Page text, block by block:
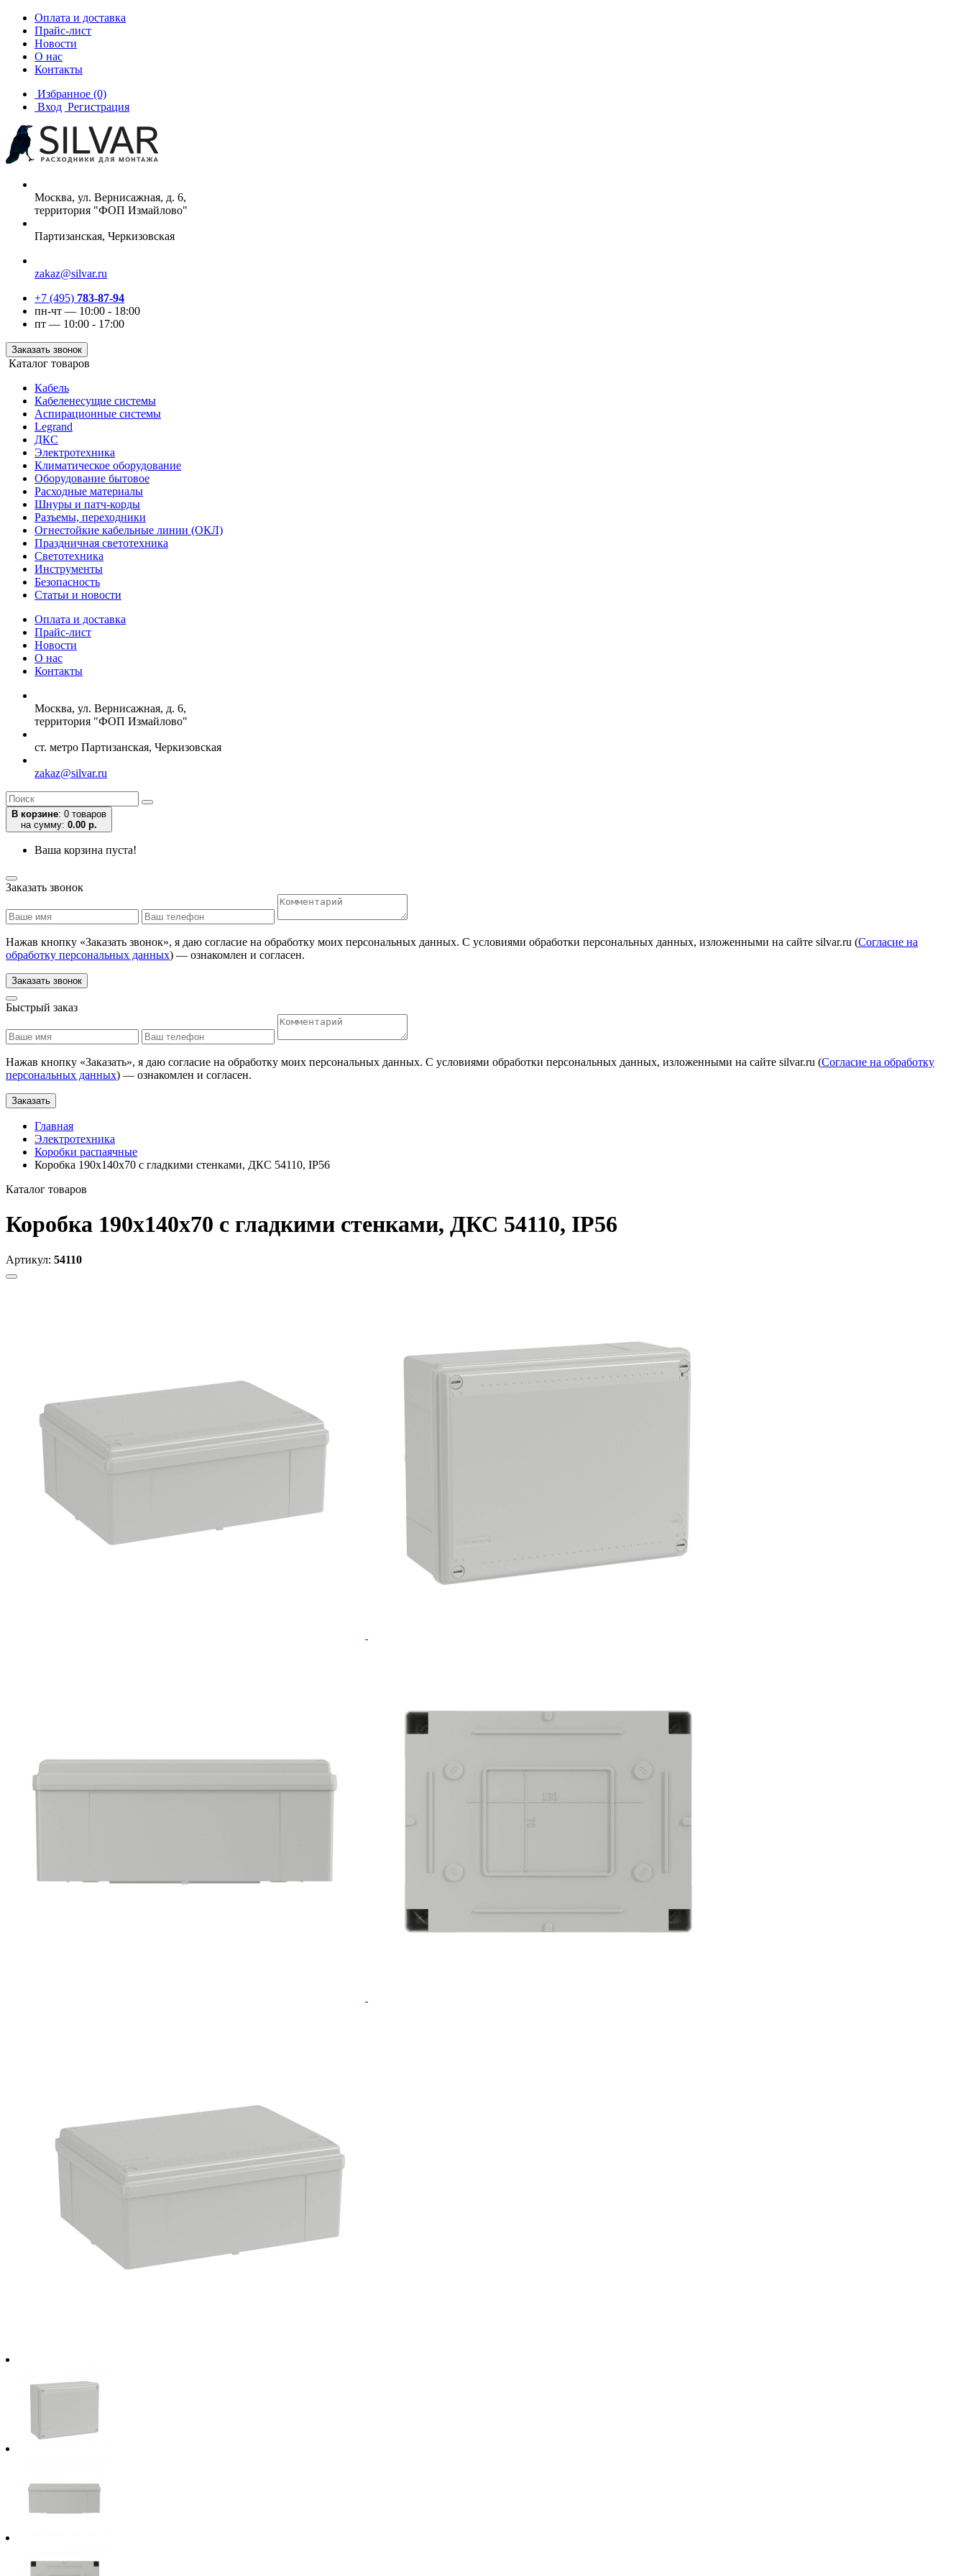
Оплата и доставка
Прайс-лист
Новости
О нас
Контакты
Избранное (0)
Вход Регистрация
Москва, ул. Вернисажная, д. 6,
территория "ФОП Измайлово"
Партизанская, Черкизовская
zakaz@silvar.ru
+7 (495) 783-87-94
пн-чт — 10:00 - 18:00
пт — 10:00 - 17:00
Заказать звонок
Каталог товаров
Кабель
Кабеленесущие системы
Аспирационные системы
Legrand
ДКС
Электротехника
Климатическое оборудование
Оборудование бытовое
Расходные материалы
Шнуры и патч-корды
Разъемы, переходники
Огнестойкие кабельные линии (ОКЛ)
Праздничная светотехника
Светотехника
Инструменты
Безопасность
Статьи и новости
Оплата и доставка
Прайс-лист
Новости
О нас
Контакты
Москва, ул. Вернисажная, д. 6,
территория "ФОП Измайлово"
ст. метро Партизанская, Черкизовская
zakaz@silvar.ru
В корзине: 0 товаров
на сумму: 0.00 р.
Ваша корзина пуста!
Заказать звонок
Нажав кнопку «Заказать звонок», я даю согласие на обработку моих персональных данных. С условиями обработки персональных данных, изложенными на сайте silvar.ru (Согласие на
обработку персональных данных) — ознакомлен и согласен.
Заказать звонок
Быстрый заказ
Нажав кнопку «Заказать», я даю согласие на обработку моих персональных данных. С условиями обработки персональных данных, изложенными на сайте silvar.ru (Согласие на обработку
персональных данных) — ознакомлен и согласен.
Заказать
Главная
Электротехника
Коробки распаячные
Коробка 190х140х70 с гладкими стенками, ДКС 54110, IP56
Каталог товаров
Коробка 190х140х70 с гладкими стенками, ДКС 54110, IP56
Артикул: 54110